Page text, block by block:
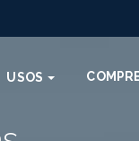
USOS